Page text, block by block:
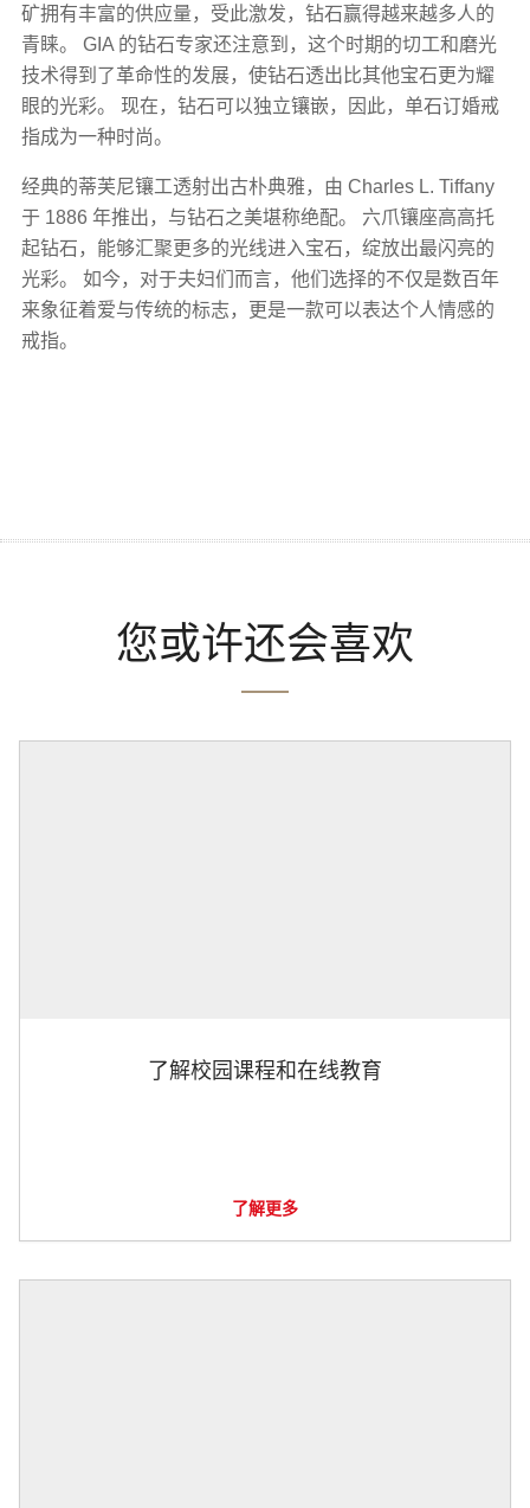
矿拥有丰富的供应量，受此激发，钻石赢得越来越多人的
青睐。 GIA 的钻石专家还注意到，这个时期的切工和磨光
技术得到了革命性的发展，使钻石透出比其他宝石更为耀
眼的光彩。 现在，钻石可以独立镶嵌，因此，单石订婚戒
指成为一种时尚。
经典的蒂芙尼镶工透射出古朴典雅，由 Charles L. Tiffany
于 1886 年推出，与钻石之美堪称绝配。 六爪镶座高高托
起钻石，能够汇聚更多的光线进入宝石，绽放出最闪亮的
光彩。 如今，对于夫妇们而言，他们选择的不仅是数百年
来象征着爱与传统的标志，更是一款可以表达个人情感的
戒指。
您或许还会喜欢
了解校园课程和在线教育
了解更多